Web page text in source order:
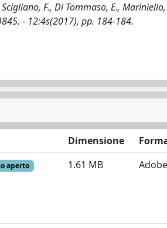
F., Di Tommaso, E.,
- 12:4s(2017), pp. 184-184.
Dimensione
aperto 1.61 MB